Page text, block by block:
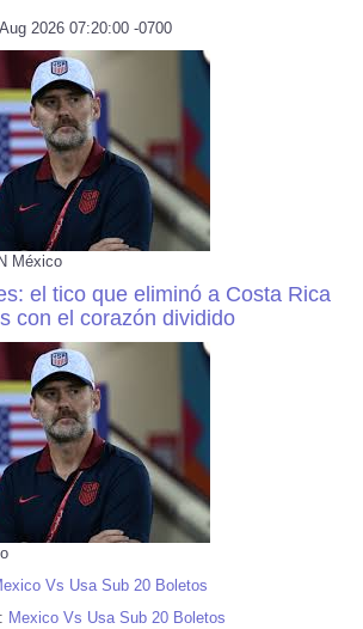
2026 07:20:00 -0700
México
el tico que eliminó a Costa Rica
con el corazón dividido
Vs Usa Sub 20 Boletos
Mexico Vs Usa Sub 20 Boletos